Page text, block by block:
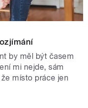
by měl být časem
mi nejde, sám
místo práce jen